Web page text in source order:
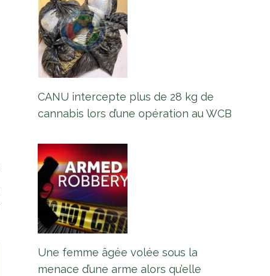
CANU intercepte plus de 28 kg de
cannabis lors d’une opération au WCB
Une femme âgée volée sous la
menace d’une arme alors qu’elle